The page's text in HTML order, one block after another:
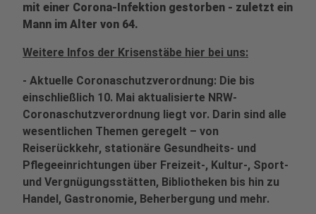
mit einer Corona-Infektion gestorben - zuletzt ein
Mann im Alter von 64.
Weitere Infos der Krisenstäbe hier bei uns:
- Aktuelle Coronaschutzverordnung: Die bis
einschließlich 10. Mai aktualisierte NRW-
Coronaschutzverordnung liegt vor. Darin sind alle
wesentlichen Themen geregelt – von
Reiserückkehr, stationäre Gesundheits- und
Pflegeeinrichtungen über Freizeit-, Kultur-, Sport-
und Vergnügungsstätten, Bibliotheken bis hin zu
Handel, Gastronomie, Beherbergung und mehr.